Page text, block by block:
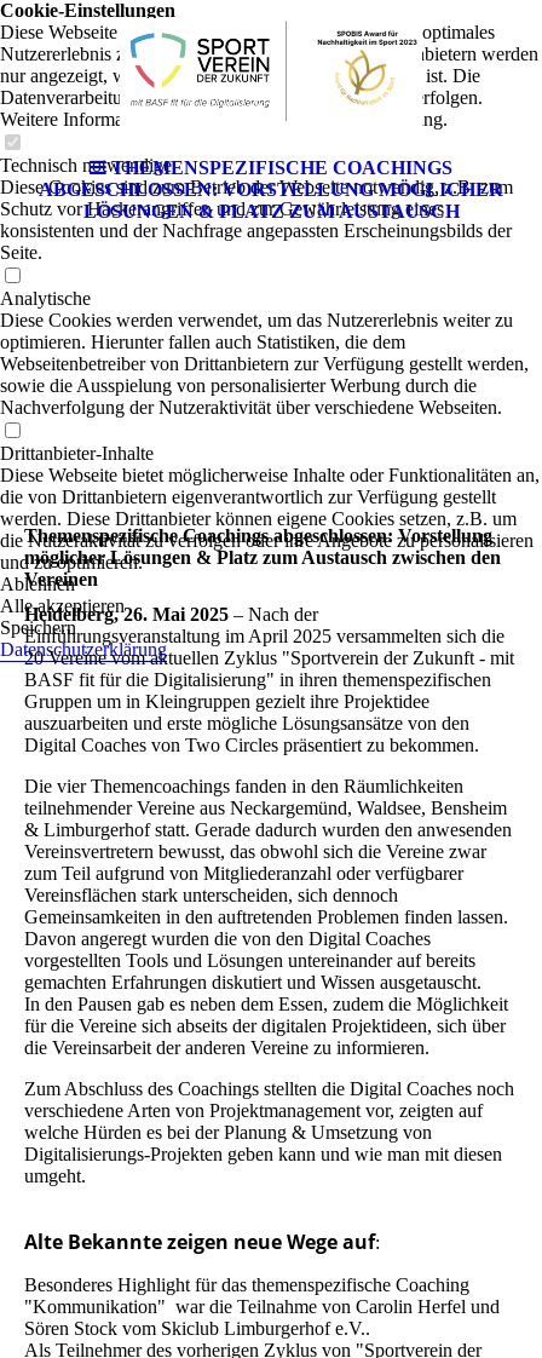
THEMENSPEZIFISCHE COACHINGS
ABGESCHLOSSEN: VORSTELLUNG MÖGLICHER
LÖSUNGEN & PLATZ ZUM AUSTAUSCH
Themenspezifische Coachings abgeschlossen: Vorstellung
möglicher Lösungen & Platz zum Austausch zwischen den
Vereinen
Heidelberg, 26. Mai 2025 – Nach der
Einführungsveranstaltung im April 2025 versammelten sich die
20 Vereine vom aktuellen Zyklus "Sportverein der Zukunft - mit
BASF fit für die Digitalisierung" in ihren themenspezifischen
Gruppen um in Kleingruppen gezielt ihre Projektidee
auszuarbeiten und erste mögliche Lösungsansätze von den
Digital Coaches von Two Circles präsentiert zu bekommen.
Die vier Themencoachings fanden in den Räumlichkeiten
teilnehmender Vereine aus Neckargemünd, Waldsee, Bensheim
& Limburgerhof statt. Gerade dadurch wurden den anwesenden
Vereinsvertretern bewusst, das obwohl sich die Vereine zwar
zum Teil aufgrund von Mitgliederanzahl oder verfügbarer
Vereinsflächen stark unterscheiden, sich dennoch
Gemeinsamkeiten in den auftretenden Problemen finden lassen.
Davon angeregt wurden die von den Digital Coaches
vorgestellten Tools und Lösungen untereinander auf bereits
gemachten Erfahrungen diskutiert und Wissen ausgetauscht.
In den Pausen gab es neben dem Essen, zudem die Möglichkeit
für die Vereine sich abseits der digitalen Projektideen, sich über
die Vereinsarbeit der anderen Vereine zu informieren.
Zum Abschluss des Coachings stellten die Digital Coaches noch
verschiedene Arten von Projektmanagement vor, zeigten auf
welche Hürden es bei der Planung & Umsetzung von
Digitalisierungs-Projekten geben kann und wie man mit diesen
umgeht.
Alte Bekannte zeigen neue Wege auf:
Besonderes Highlight für das themenspezifische Coaching
"Kommunikation" war die Teilnahme von Carolin Herfel und
Sören Stock vom Skiclub Limburgerhof e.V..
Als Teilnehmer des vorherigen Zyklus von "Sportverein der
Cookie-Einstellungen
Diese Webseite verwendet Cookies, um Besuchern ein optimales
Nutzererlebnis zu bieten. Bestimmte Inhalte von Drittanbietern werden
nur angezeigt, wenn die entsprechende Option aktiviert ist. Die
Datenverarbeitung kann dann auch in einem Drittland erfolgen.
Weitere Informationen hierzu in der Datenschutzerklärung.
Technisch notwendige
Diese Cookies sind zum Betrieb der Webseite notwendig, z.B. zum
Schutz vor Hackerangriffen und zur Gewährleistung eines
konsistenten und der Nachfrage angepassten Erscheinungsbilds der
Seite.
Analytische
Diese Cookies werden verwendet, um das Nutzererlebnis weiter zu
optimieren. Hierunter fallen auch Statistiken, die dem
Webseitenbetreiber von Drittanbietern zur Verfügung gestellt werden,
sowie die Ausspielung von personalisierter Werbung durch die
Nachverfolgung der Nutzeraktivität über verschiedene Webseiten.
Drittanbieter-Inhalte
Diese Webseite bietet möglicherweise Inhalte oder Funktionalitäten an,
die von Drittanbietern eigenverantwortlich zur Verfügung gestellt
werden. Diese Drittanbieter können eigene Cookies setzen, z.B. um
die Nutzeraktivität zu verfolgen oder ihre Angebote zu personalisieren
und zu optimieren.
Ablehnen
Alle akzeptieren
Speichern
Datenschutzerklärung